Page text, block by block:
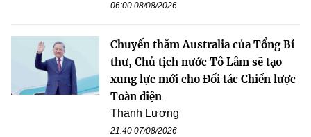
06:00 08/08/2026
Chuyến thăm Australia của Tổng Bí
thư, Chủ tịch nước Tô Lâm sẽ tạo
xung lực mới cho Đối tác Chiến lược
Toàn diện
Thanh Lương
21:40 07/08/2026